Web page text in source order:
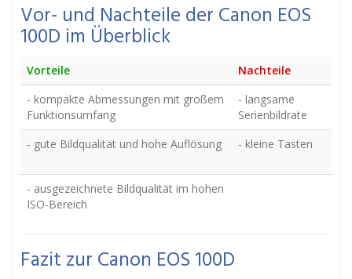
Vor- und Nachteile der Canon EOS
100D im Überblick
Vorteile
Nachteile
- kompakte Abmessungen mit großem
Funktionsumfang
- langsame
Serienbildrate
- gute Bildqualität und hohe Auflösung
- kleine Tasten
- ausgezeichnete Bildqualität im hohen
ISO-Bereich
Fazit zur Canon EOS 100D